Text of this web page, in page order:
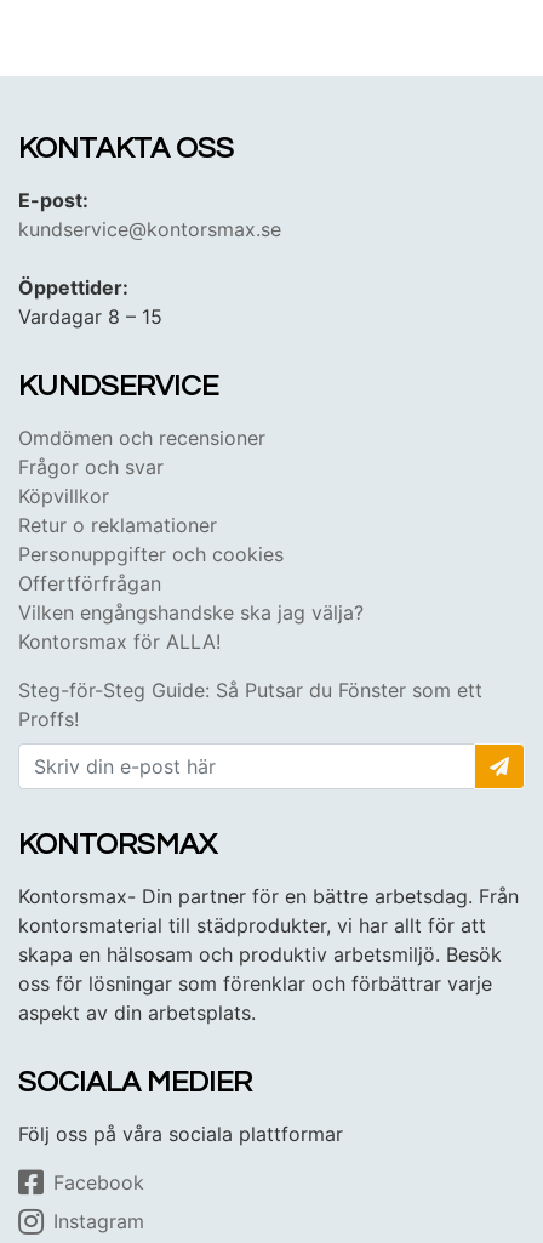
KONTAKTA OSS
E-post:
kundservice@kontorsmax.se
Öppettider:
Vardagar 8 – 15
KUNDSERVICE
Omdömen och recensioner
Frågor och svar
Köpvillkor
Retur o reklamationer
Personuppgifter och cookies
Offertförfrågan
Vilken engångshandske ska jag välja?
Kontorsmax för ALLA!
Steg-för-Steg Guide: Så Putsar du Fönster som ett
Proffs!
KONTORSMAX
Kontorsmax- Din partner för en bättre arbetsdag. Från
kontorsmaterial till städprodukter, vi har allt för att
skapa en hälsosam och produktiv arbetsmiljö. Besök
oss för lösningar som förenklar och förbättrar varje
aspekt av din arbetsplats.
SOCIALA MEDIER
Följ oss på våra sociala plattformar
Facebook
Instagram